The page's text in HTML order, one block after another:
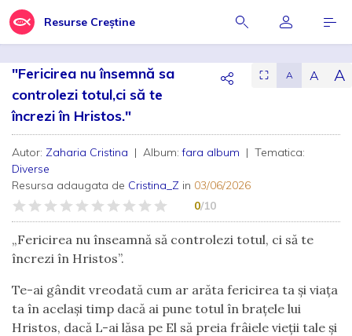
Resurse Creștine
"Fericirea nu însemnă sa
controlezi totul,ci să te
încrezi în Hristos."
⛶ A A A
Autor: Zaharia Cristina | Album:fara album | Tematica:
Diverse
Resursa adaugata de Cristina_Z in 03/06/2026
0/10
„Fericirea nu înseamnă să controlezi totul, ci să te
încrezi în Hristos”.
Te-ai gândit vreodată cum ar arăta fericirea ta și viața
ta în același timp dacă ai pune totul în brațele lui
Hristos, dacă L-ai lăsa pe El să preia frâiele vieții tale și